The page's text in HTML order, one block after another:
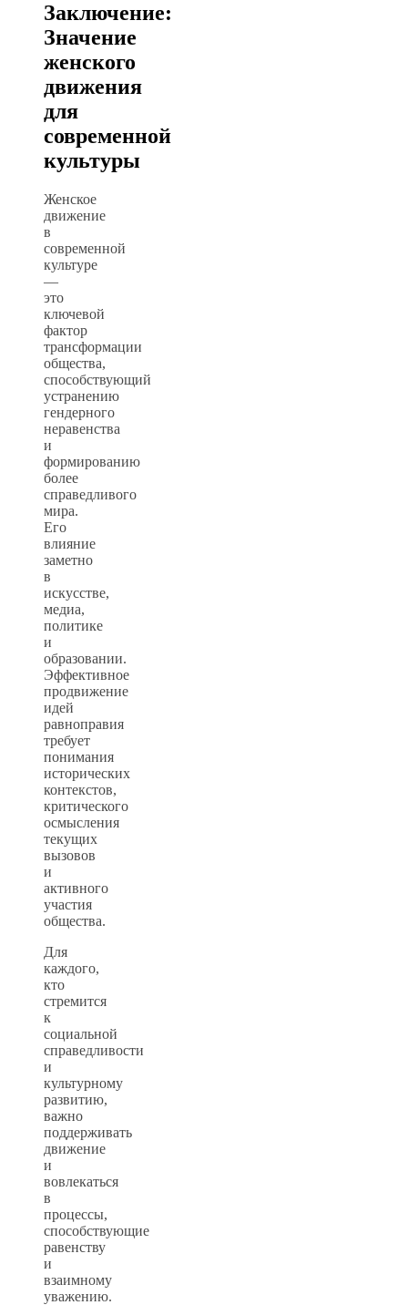
Заключение:
Значение
женского
движения
для
современной
культуры
Женское
движение
в
современной
культуре
—
это
ключевой
фактор
трансформации
общества,
способствующий
устранению
гендерного
неравенства
и
формированию
более
справедливого
мира.
Его
влияние
заметно
в
искусстве,
медиа,
политике
и
образовании.
Эффективное
продвижение
идей
равноправия
требует
понимания
исторических
контекстов,
критического
осмысления
текущих
вызовов
и
активного
участия
общества.
Для
каждого,
кто
стремится
к
социальной
справедливости
и
культурному
развитию,
важно
поддерживать
движение
и
вовлекаться
в
процессы,
способствующие
равенству
и
взаимному
уважению.